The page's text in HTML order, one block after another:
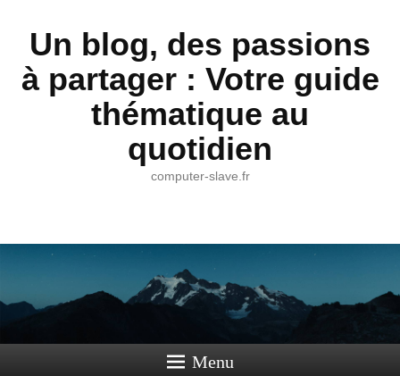
Un blog, des passions
à partager : Votre guide
thématique au
quotidien
computer-slave.fr
Menu